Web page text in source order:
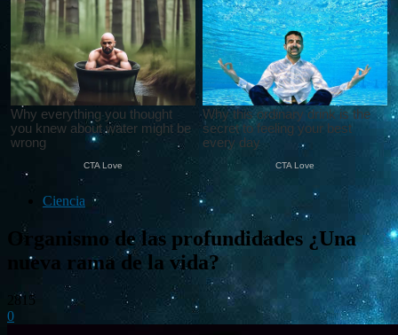
Ciencia
Organismo de las profundidades ¿Una
nueva rama de la vida?
2815
0